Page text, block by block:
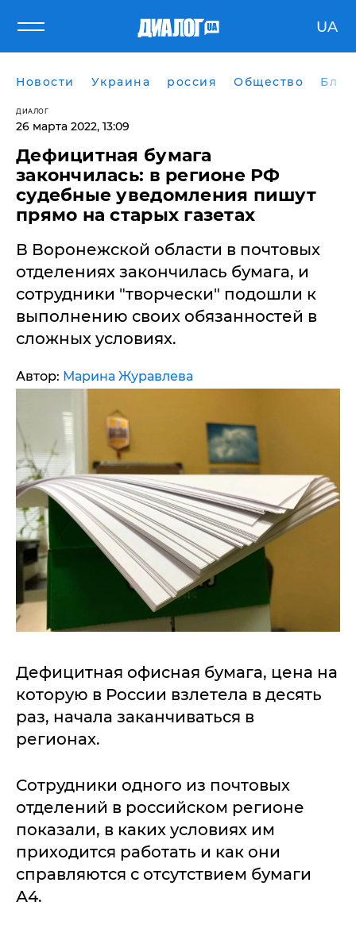
UA
Новости Украина россия Общество
ДИАЛОГ
26 марта 2022, 13:09
Дефицитная бумага
закончилась: в регионе РФ
судебные уведомления пишут
прямо на старых газетах
В Воронежской области в почтовых
отделениях закончилась бумага, и
сотрудники "творчески" подошли к
выполнению своих обязанностей в
сложных условиях.
Автор: Марина Журавлева
Дефицитная офисная бумага, цена на
которую в России взлетела в десять
раз, начала заканчиваться в
регионах.
Сотрудники одного из почтовых
отделений в российском регионе
показали, в каких условиях им
приходится работать и как они
справляются с отсутствием бумаги
А4.